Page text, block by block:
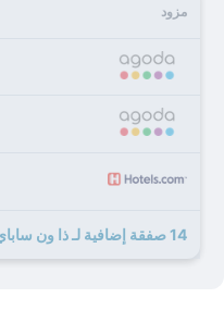
مزود
14 صفقة إضافية لـ ذا ون ساباي ليفينج